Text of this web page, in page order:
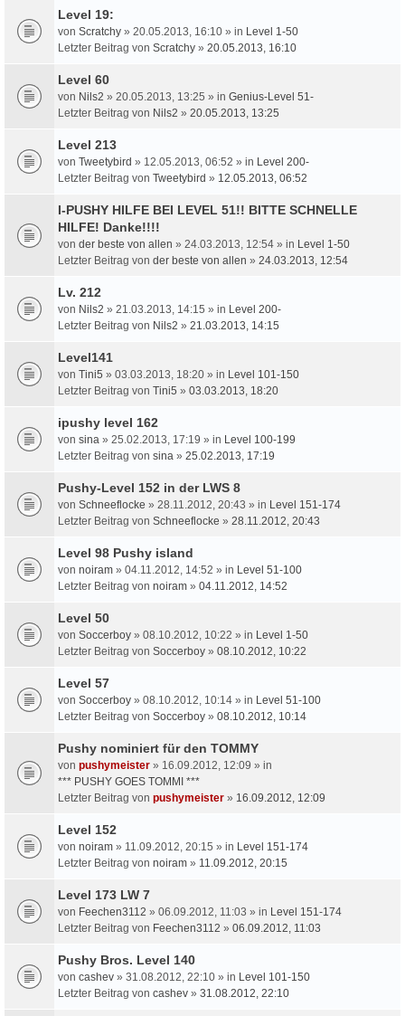
Level 19:
von Scratchy » 20.05.2013, 16:10 » in Level 1-50
Letzter Beitrag von Scratchy » 20.05.2013, 16:10
Level 60
von Nils2 » 20.05.2013, 13:25 » in Genius-Level 51-
Letzter Beitrag von Nils2 » 20.05.2013, 13:25
Level 213
von Tweetybird » 12.05.2013, 06:52 » in Level 200-
Letzter Beitrag von Tweetybird » 12.05.2013, 06:52
I-PUSHY HILFE BEI LEVEL 51!! BITTE SCHNELLE
HILFE! Danke!!!!
von der beste von allen » 24.03.2013, 12:54 » in Level 1-50
Letzter Beitrag von der beste von allen » 24.03.2013, 12:54
Lv. 212
von Nils2 » 21.03.2013, 14:15 » in Level 200-
Letzter Beitrag von Nils2 » 21.03.2013, 14:15
Level141
von Tini5 » 03.03.2013, 18:20 » in Level 101-150
Letzter Beitrag von Tini5 » 03.03.2013, 18:20
ipushy level 162
von sina » 25.02.2013, 17:19 » in Level 100-199
Letzter Beitrag von sina » 25.02.2013, 17:19
Pushy-Level 152 in der LWS 8
von Schneeflocke » 28.11.2012, 20:43 » in Level 151-174
Letzter Beitrag von Schneeflocke » 28.11.2012, 20:43
Level 98 Pushy island
von noiram » 04.11.2012, 14:52 » in Level 51-100
Letzter Beitrag von noiram » 04.11.2012, 14:52
Level 50
von Soccerboy » 08.10.2012, 10:22 » in Level 1-50
Letzter Beitrag von Soccerboy » 08.10.2012, 10:22
Level 57
von Soccerboy » 08.10.2012, 10:14 » in Level 51-100
Letzter Beitrag von Soccerboy » 08.10.2012, 10:14
Pushy nominiert für den TOMMY
von pushymeister » 16.09.2012, 12:09 » in
*** PUSHY GOES TOMMI ***
Letzter Beitrag von pushymeister » 16.09.2012, 12:09
Level 152
von noiram » 11.09.2012, 20:15 » in Level 151-174
Letzter Beitrag von noiram » 11.09.2012, 20:15
Level 173 LW 7
von Feechen3112 » 06.09.2012, 11:03 » in Level 151-174
Letzter Beitrag von Feechen3112 » 06.09.2012, 11:03
Pushy Bros. Level 140
von cashev » 31.08.2012, 22:10 » in Level 101-150
Letzter Beitrag von cashev » 31.08.2012, 22:10